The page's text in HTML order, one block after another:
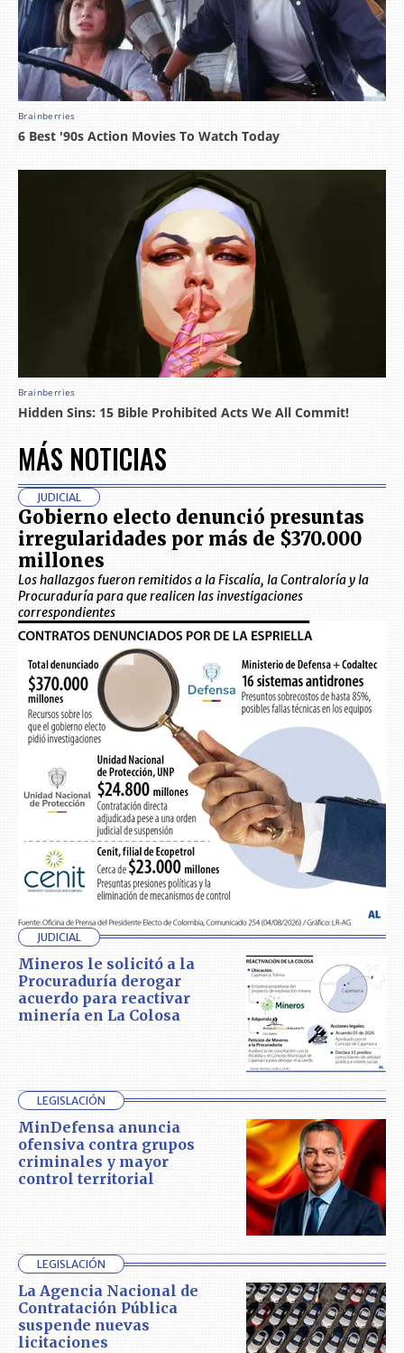
MÁS NOTICIAS
JUDICIAL
Gobierno electo denunció presuntas
irregularidades por más de $370.000
millones
Los hallazgos fueron remitidos a la Fiscalía, la Contraloría y la
Procuraduría para que realicen las investigaciones
correspondientes
JUDICIAL
Mineros le solicitó a la
Procuraduría derogar
acuerdo para reactivar
minería en La Colosa
LEGISLACIÓN
MinDefensa anuncia
ofensiva contra grupos
criminales y mayor
control territorial
LEGISLACIÓN
La Agencia Nacional de
Contratación Pública
suspende nuevas
licitaciones